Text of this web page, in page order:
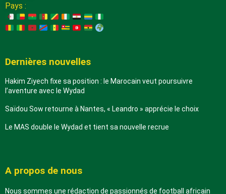
Pays :
Dernières nouvelles
Hakim Ziyech fixe sa position : le Marocain veut poursuivre
l’aventure avec le Wydad
Saïdou Sow retourne à Nantes, « Leandro » apprécie le choix
Le MAS double le Wydad et tient sa nouvelle recrue
A propos de nous
Nous sommes une rédaction de passionnés de football africain